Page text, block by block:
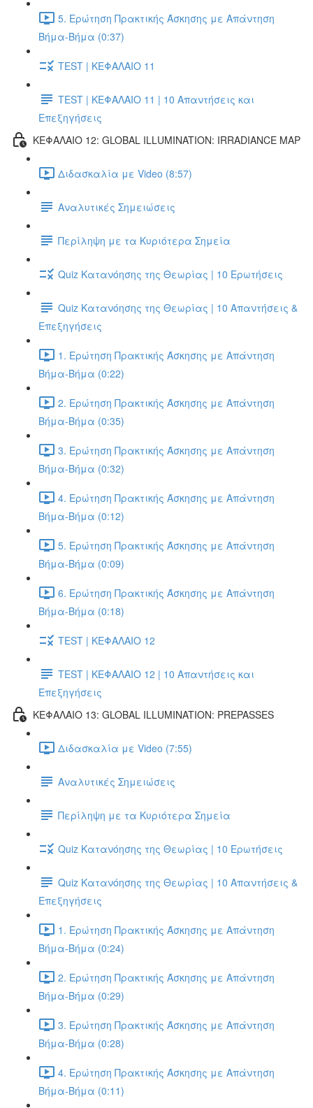
5. Ερώτηση Πρακτικής Άσκησης με Απάντηση
Βήμα-Βήμα (0:37)
TEST | ΚΕΦΑΛΑΙΟ 11
TEST | ΚΕΦΑΛΑΙΟ 11 | 10 Απαντήσεις και
Επεξηγήσεις
ΚΕΦΑΛΑΙΟ 12: GLOBAL ILLUMINATION: IRRADIANCE MAP
Διδασκαλία με Video (8:57)
Αναλυτικές Σημειώσεις
Περίληψη με τα Κυριότερα Σημεία
Quiz Κατανόησης της Θεωρίας | 10 Ερωτήσεις
Quiz Κατανόησης της Θεωρίας | 10 Απαντήσεις &
Επεξηγήσεις
1. Ερώτηση Πρακτικής Άσκησης με Απάντηση
Βήμα-Βήμα (0:22)
2. Ερώτηση Πρακτικής Άσκησης με Απάντηση
Βήμα-Βήμα (0:35)
3. Ερώτηση Πρακτικής Άσκησης με Απάντηση
Βήμα-Βήμα (0:32)
4. Ερώτηση Πρακτικής Άσκησης με Απάντηση
Βήμα-Βήμα (0:12)
5. Ερώτηση Πρακτικής Άσκησης με Απάντηση
Βήμα-Βήμα (0:09)
6. Ερώτηση Πρακτικής Άσκησης με Απάντηση
Βήμα-Βήμα (0:18)
TEST | ΚΕΦΑΛΑΙΟ 12
TEST | ΚΕΦΑΛΑΙΟ 12 | 10 Απαντήσεις και
Επεξηγήσεις
ΚΕΦΑΛΑΙΟ 13: GLOBAL ILLUMINATION: PREPASSES
Διδασκαλία με Video (7:55)
Αναλυτικές Σημειώσεις
Περίληψη με τα Κυριότερα Σημεία
Quiz Κατανόησης της Θεωρίας | 10 Ερωτήσεις
Quiz Κατανόησης της Θεωρίας | 10 Απαντήσεις &
Επεξηγήσεις
1. Ερώτηση Πρακτικής Άσκησης με Απάντηση
Βήμα-Βήμα (0:24)
2. Ερώτηση Πρακτικής Άσκησης με Απάντηση
Βήμα-Βήμα (0:29)
3. Ερώτηση Πρακτικής Άσκησης με Απάντηση
Βήμα-Βήμα (0:28)
4. Ερώτηση Πρακτικής Άσκησης με Απάντηση
Βήμα-Βήμα (0:11)